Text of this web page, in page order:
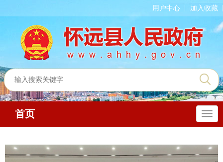
用户中心 加入收藏
导
航
首页